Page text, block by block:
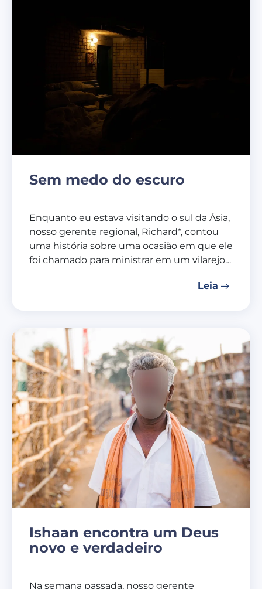
Sem medo do escuro
Enquanto eu estava visitando o sul da Ásia,
nosso gerente regional, Richard*, contou
uma história sobre uma ocasião em que ele
foi chamado para ministrar em um vilarejo…
Leia
Ishaan encontra um Deus
novo e verdadeiro
Na semana passada, nosso gerente